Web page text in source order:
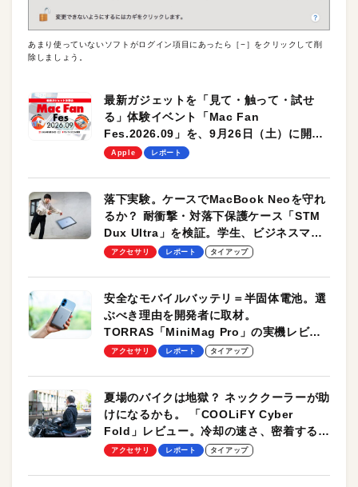
あまり使っていないソフトがログイン項目にあったら［−］をクリックして削
除しましょう。
最新ガジェットを「見て・触って・試せ
る」体験イベント「Mac Fan
Fes.2026.09」を、9月26日（土）に開催
します！
Apple レポート
落下実験。ケースでMacBook Neoを守れ
るか？ 耐衝撃・対落下保護ケース「STM
Dux Ultra」を検証。学生、ビジネスマン
のモバイルユースに最適！
アクセサリ レポート タイアップ
安全なモバイルバッテリ＝半固体電池。選
ぶべき理由を開発者に取材。
TORRAS「MiniMag Pro」の実機レビュ
ーも
アクセサリ レポート タイアップ
夏場のバイクは地獄？ ネッククーラーが助
けになるかも。 「COOLiFY Cyber
Fold」レビュー。冷却の速さ、密着する冷
却プレート、シンプルな操作性がグッド！
アクセサリ レポート タイアップ